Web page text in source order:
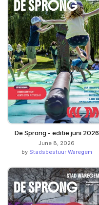
De Sprong - editie juni 2026
June 8, 2026
by Stadsbestuur Waregem